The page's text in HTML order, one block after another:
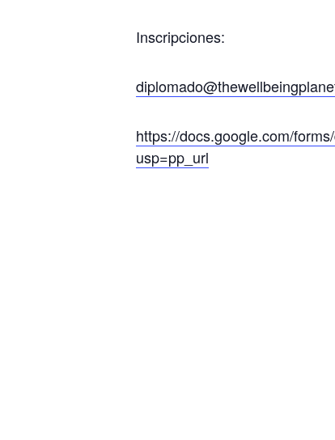
Inscripciones:
https://docs.google.com/
usp=pp_url